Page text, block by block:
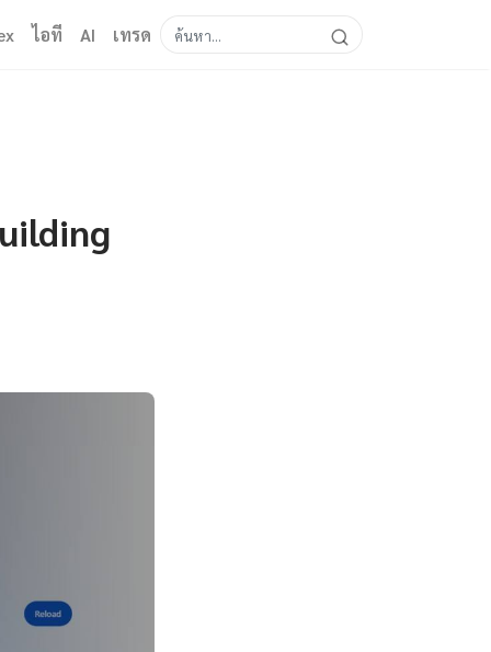
ไอที AI เทรด